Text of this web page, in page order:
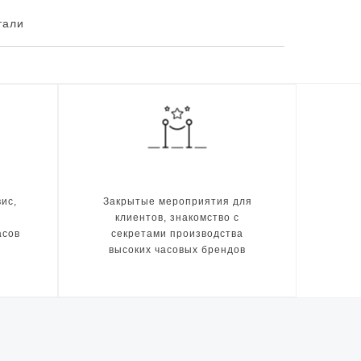
Закрытые мероприятия для
клиентов, знакомство с
секретами производства
высоких часовых брендов